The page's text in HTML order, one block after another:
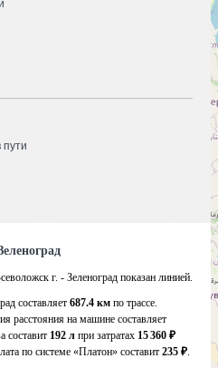
пути
г. - Зеленоград показан линией.
составляет 687.4 км по трассе.
расстояния на машине составляет
составит 192 л при затратах 15 360 ₽
по системе «Платон» составит 235 ₽.